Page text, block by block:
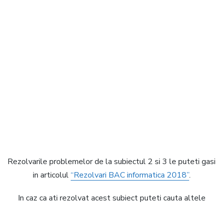
Rezolvarile problemelor de la subiectul 2 si 3 le puteti gasi
in articolul“Rezolvari BAC informatica 2018”.
In caz ca ati rezolvat acest subiect puteti cauta altele